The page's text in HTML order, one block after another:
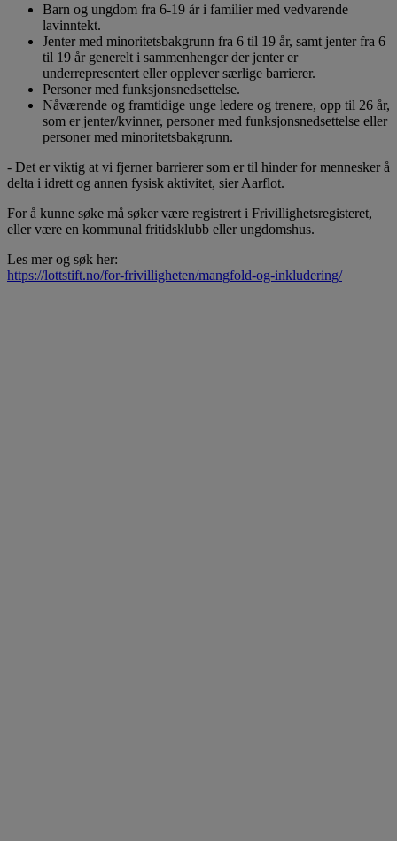
Barn og ungdom fra 6-19 år i familier med vedvarende
lavinntekt.
Jenter med minoritetsbakgrunn fra 6 til 19 år, samt jenter fra 6
til 19 år generelt i sammenhenger der jenter er
underrepresentert eller opplever særlige barrierer.
Personer med funksjonsnedsettelse.
Nåværende og framtidige unge ledere og trenere, opp til 26 år,
som er jenter/kvinner, personer med funksjonsnedsettelse eller
personer med minoritetsbakgrunn.
- Det er viktig at vi fjerner barrierer som er til hinder for mennesker å
delta i idrett og annen fysisk aktivitet, sier Aarflot.
For å kunne søke må søker være registrert i Frivillighetsregisteret,
eller være en kommunal fritidsklubb eller ungdomshus.
Les mer og søk her:
https://lottstift.no/for-frivilligheten/mangfold-og-inkludering/